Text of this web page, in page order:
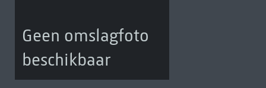
Geen omslagfoto
beschikbaar